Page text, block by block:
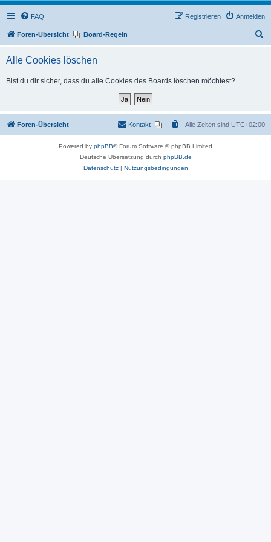
FAQ Anmelden
Registrieren
Foren-Übersicht Board-Regeln
Alle Cookies löschen
Bist du dir sicher, dass du alle Cookies des Boards löschen möchtest?
Foren-Übersicht Alle Zeiten sind UTC+02:00
Kontakt
Powered by phpBB® Forum Software © phpBB Limited
Deutsche Übersetzung durch phpBB.de
Datenschutz| Nutzungsbedingungen